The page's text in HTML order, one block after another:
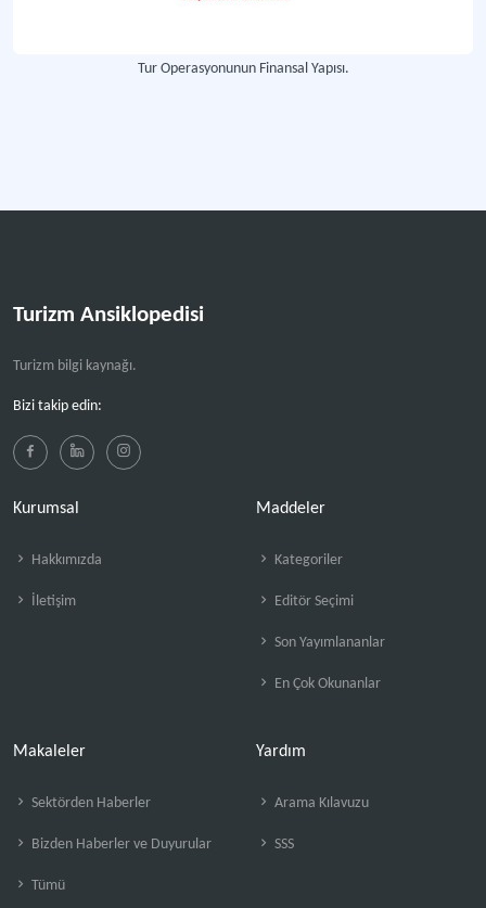
Paket Tur Uygulama SafhasıTur Operasyonunun Finansal Yapısı.
Turizm Ansiklopedisi
Turizm bilgi kaynağı.
Bizi takip edin:
Kurumsal
Hakkımızda
İletişim
Maddeler
Kategoriler
Editör Seçimi
Son Yayımlananlar
En Çok Okunanlar
Makaleler
Sektörden Haberler
Bizden Haberler ve Duyurular
Tümü
Yardım
Arama Kılavuzu
SSS